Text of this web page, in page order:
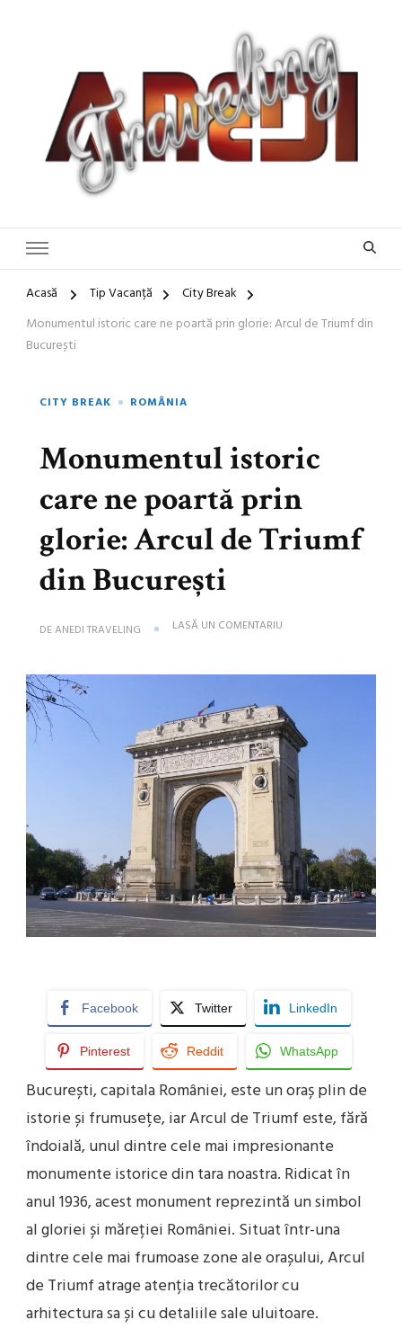
Călătorie în Europa | Inspirație
pentru Vacanțe Memorabile
Acasă Tip Vacanță
City Break
Monumentul istoric care ne poartă prin glorie: Arcul de Triumf din
București
CITY BREAK ROMÂNIA
Monumentul istoric
care ne poartă prin
glorie: Arcul de Triumf
din București
DEANEDI TRAVELING LASĂ UN COMENTARIU
CARE
PRIN
GLORIE:
ARCUL
DE
TRIUMF
DIN
BUCUREȘTI
Facebook Twitter LinkedIn
Pinterest Reddit WhatsApp
București, capitala României, este un oraș plin de
istorie și frumusețe, iar Arcul de Triumf este, fără
îndoială, unul dintre cele mai impresionante
monumente istorice din tara noastra. Ridicat în
anul 1936, acest monument reprezintă un simbol
al gloriei și măreției României. Situat într-una
dintre cele mai frumoase zone ale orașului, Arcul
de Triumf atrage atenția trecătorilor cu
arhitectura sa și cu detaliile sale uluitoare.